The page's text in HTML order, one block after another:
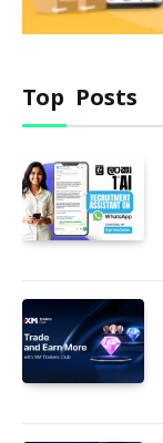
Top Posts